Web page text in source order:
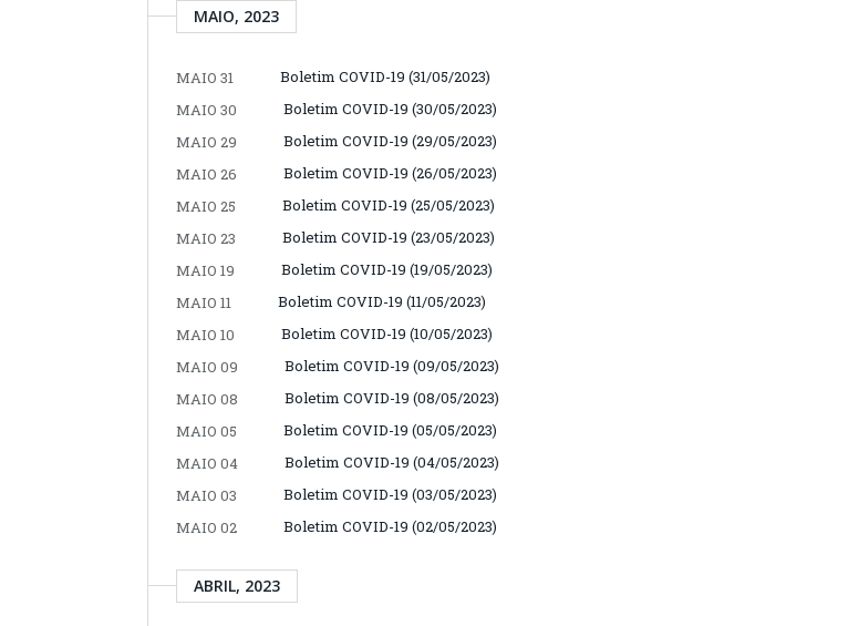
MAIO, 2023
MAIO 31
Boletim COVID-19 (31/05/2023)
MAIO 30
Boletim COVID-19 (30/05/2023)
MAIO 29
Boletim COVID-19 (29/05/2023)
MAIO 26
Boletim COVID-19 (26/05/2023)
MAIO 25
Boletim COVID-19 (25/05/2023)
MAIO 23
Boletim COVID-19 (23/05/2023)
MAIO 19
Boletim COVID-19 (19/05/2023)
MAIO 11
Boletim COVID-19 (11/05/2023)
MAIO 10
Boletim COVID-19 (10/05/2023)
MAIO 09
Boletim COVID-19 (09/05/2023)
MAIO 08
Boletim COVID-19 (08/05/2023)
MAIO 05
Boletim COVID-19 (05/05/2023)
MAIO 04
Boletim COVID-19 (04/05/2023)
MAIO 03
Boletim COVID-19 (03/05/2023)
MAIO 02
Boletim COVID-19 (02/05/2023)
ABRIL, 2023